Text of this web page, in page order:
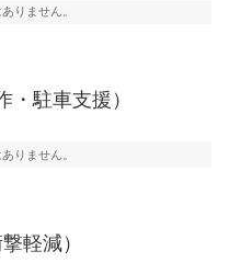
インドモニターなどが装備さ
ときに、運転者・同乗者を守
、プリテンショナーシートベ
りません。
・駐車支援）
りません。
軽減）